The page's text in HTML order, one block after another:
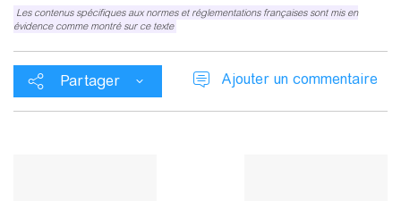
Les contenus spécifiques aux normes et réglementations françaises sont mis en
évidence comme montré sur ce texte
Partager Ajouter un commentaire